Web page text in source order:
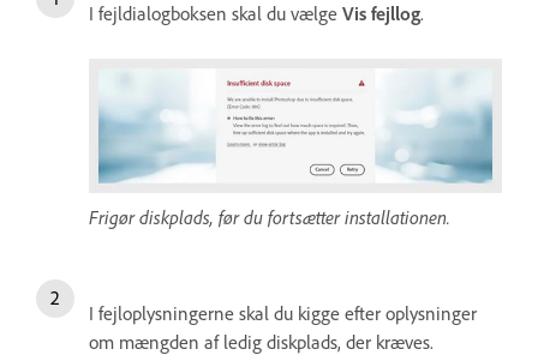
I fejldialogboksen skal du vælge Vis fejllog.
Frigør diskplads, før du fortsætter installationen.
I fejloplysningerne skal du kigge efter oplysninger
om mængden af ledig diskplads, der kræves.